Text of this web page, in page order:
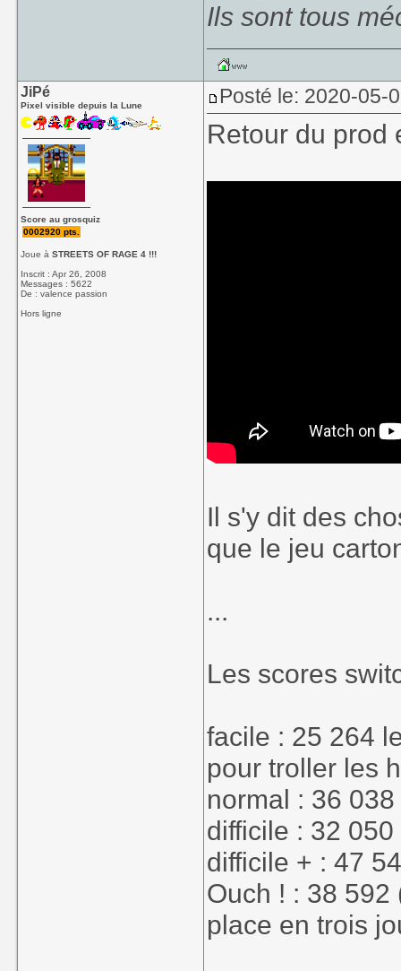
Ils sont tous
JiPé
Pixel visible depuis la Lune
Score au grosquiz
0002920 pts.
Joue àSTREETS OF RAGE 4 !!!
Inscrit : Apr 26, 2008
Messages : 5622
De : valence passion
Hors ligne
Posté le: 2020-05-
Retour du prod
Il s'y dit des
que le jeu
...
Les scores
facile : 25 264
pour troller les
normal : 36 038
difficile : 32 050
difficile + : 47
Ouch ! : 38
place en trois